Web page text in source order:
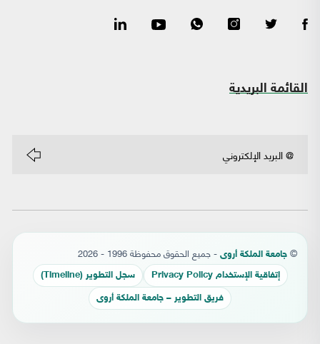
القائمة البريدية
© جامعة الملكة أروى - جميع الحقوق محفوظة 1996 - 2026
إتفاقية الإستخدام Privacy Policy سجل التطوير (Timeline)
فريق التطوير – جامعة الملكة أروى